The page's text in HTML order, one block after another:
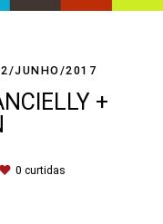
JUNHO/2017
+
0 curtidas